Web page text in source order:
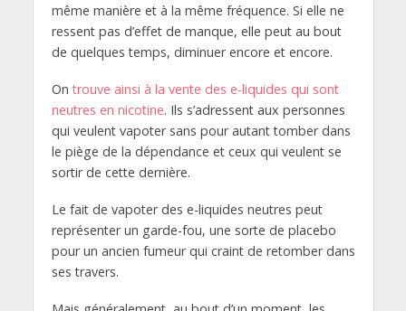
même manière et à la même fréquence. Si elle ne
ressent pas d’effet de manque, elle peut au bout
de quelques temps, diminuer encore et encore.
Ontrouve ainsi à la vente des e-liquides qui sont
neutres en nicotine. Ils s’adressent aux personnes
qui veulent vapoter sans pour autant tomber dans
le piège de la dépendance et ceux qui veulent se
sortir de cette dernière.
Le fait de vapoter des e-liquides neutres peut
représenter un garde-fou, une sorte de placebo
pour un ancien fumeur qui craint de retomber dans
ses travers.